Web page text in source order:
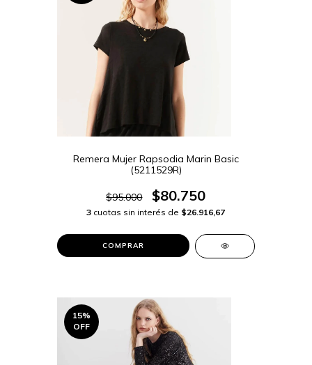
Remera Mujer Rapsodia Marin Basic
(5211529R)
$95.000 $80.750
3 cuotas sin interés de $26.916,67
COMPRAR
15%
OFF